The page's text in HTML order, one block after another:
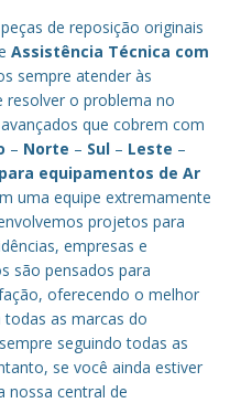
de reposição originais
Assistência Técnica com
sempre atender às
resolver o problema no
que cobrem com
– Norte – Sul – Leste –
para equipamentos de Ar
uma equipe extremamente
projetos para
empresas e
são pensados para
oferecendo o melhor
as marcas do
seguindo todas as
se você ainda estiver
nossa central de